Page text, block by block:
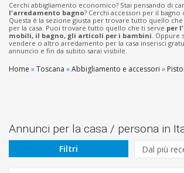
Cerchi abbigliamento economico? Stai pensando di
l'arredamento bagno? Cerchi accessori per il bagno
Questa è la sezione giusta per trovare tutto quello
per la casa. Puoi trovare tutto quello che ti serve per
mobili, il bagno, gli articoli per i bambini. Oppure
vendere o altro arredamento per la casa inserisci
annuncio e fin da subito sarai visibile.
€
Home »Toscana »Abbigliamento e accessori »
Annunci per la casa / persona in
Filtri